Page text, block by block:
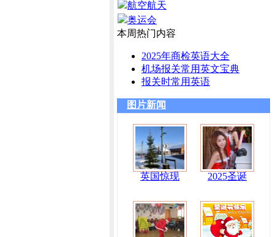
航空航天
奥运会
本周热门内容
2025年商检英语大全
机场报关常用英文宝典
报关时常用英语
图片新闻
英国惊现 2025圣诞